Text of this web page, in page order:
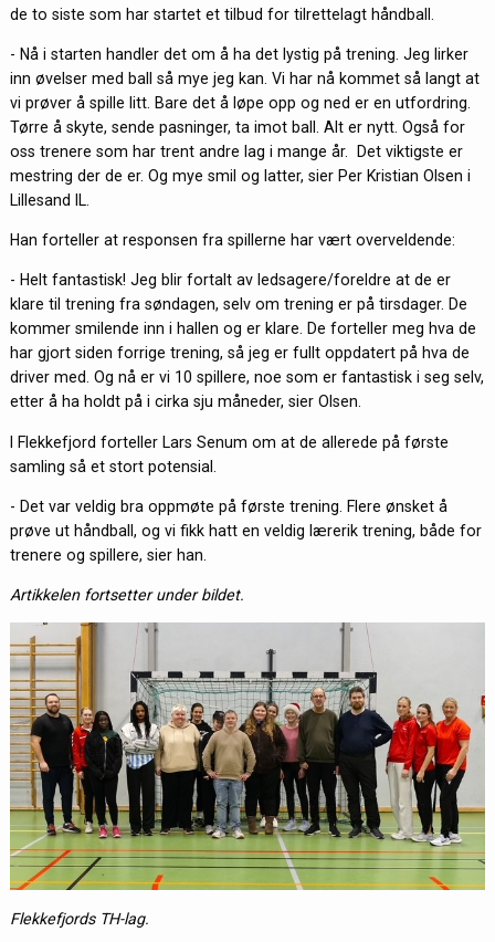
de to siste som har startet et tilbud for tilrettelagt håndball.
- Nå i starten handler det om å ha det lystig på trening. Jeg lirker
inn øvelser med ball så mye jeg kan. Vi har nå kommet så langt at
vi prøver å spille litt. Bare det å løpe opp og ned er en utfordring.
Tørre å skyte, sende pasninger, ta imot ball. Alt er nytt. Også for
oss trenere som har trent andre lag i mange år. Det viktigste er
mestring der de er. Og mye smil og latter, sier Per Kristian Olsen i
Lillesand IL.
Han forteller at responsen fra spillerne har vært overveldende:
- Helt fantastisk! Jeg blir fortalt av ledsagere/foreldre at de er
klare til trening fra søndagen, selv om trening er på tirsdager. De
kommer smilende inn i hallen og er klare. De forteller meg hva de
har gjort siden forrige trening, så jeg er fullt oppdatert på hva de
driver med. Og nå er vi 10 spillere, noe som er fantastisk i seg selv,
etter å ha holdt på i cirka sju måneder, sier Olsen.
I Flekkefjord forteller Lars Senum om at de allerede på første
samling så et stort potensial.
- Det var veldig bra oppmøte på første trening. Flere ønsket å
prøve ut håndball, og vi fikk hatt en veldig lærerik trening, både for
trenere og spillere, sier han.
Artikkelen fortsetter under bildet.
Flekkefjords TH-lag.